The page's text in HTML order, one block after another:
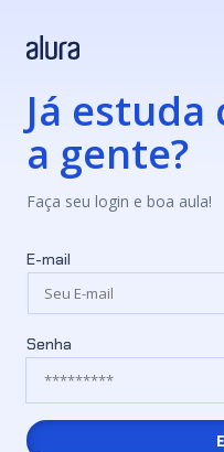
Já estuda
a gente?
Faça seu login e boa aula!
E-mail
Senha